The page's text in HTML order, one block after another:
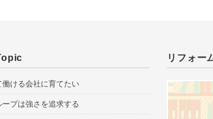
働ける会社に育てたい
ープは強さを追求する
リフォー